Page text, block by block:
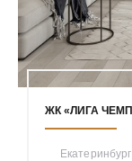
ЖК «ЛИГА
Екатеринбург